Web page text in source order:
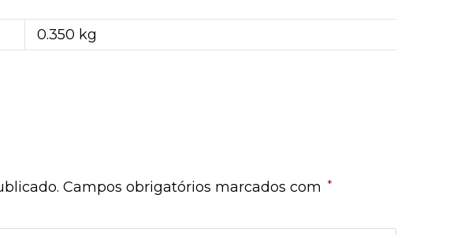
0.350 kg
Campos obrigatórios marcados com *